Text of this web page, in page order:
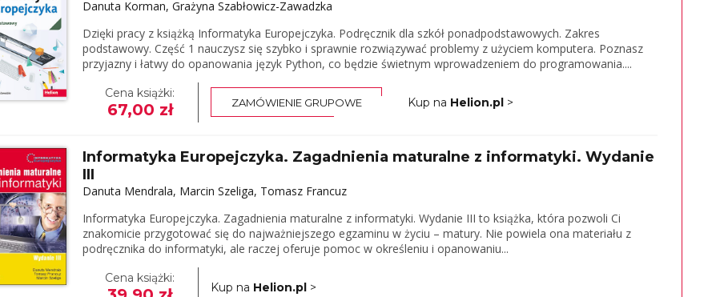
Danuta Korman, Grażyna Szabłowicz-Zawadzka
Dzięki pracy z książką Informatyka Europejczyka. Podręcznik dla szkół ponadpodstawowych. Zakres
podstawowy. Część 1 nauczysz się szybko i sprawnie rozwiązywać problemy z użyciem komputera. Poznasz
przyjazny i łatwy do opanowania język Python, co będzie świetnym wprowadzeniem do programowania....
Cena książki:
67,00 zł ZAMÓWIENIE GRUPOWE Kup na Helion.pl>
Informatyka Europejczyka. Zagadnienia maturalne z informatyki. Wydanie
III
Danuta Mendrala, Marcin Szeliga, Tomasz Francuz
Informatyka Europejczyka. Zagadnienia maturalne z informatyki. Wydanie III to książka, która pozwoli Ci
znakomicie przygotować się do najważniejszego egzaminu w życiu – matury. Nie powiela ona materiału z
podręcznika do informatyki, ale raczej oferuje pomoc w określeniu i opanowaniu...
Cena książki:
Kup na Helion.pl >